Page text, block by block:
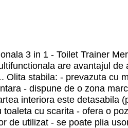
3 in 1 - Toilet Trainer
are avantajul de
Olita stabila: - prevazuta cu
- dispune de o zona
interiora este detasabila
cu scarita - ofera o
de utilizat - se poate plia